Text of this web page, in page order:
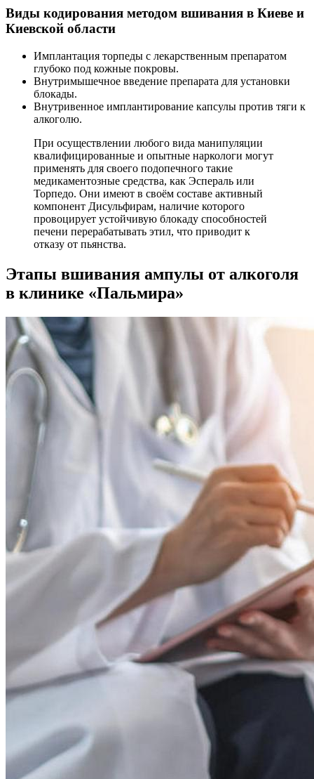
Виды кодирования методом вшивания в Киеве и
Киевской области
Имплантация торпеды с лекарственным препаратом
глубоко под кожные покровы.
Внутримышечное введение препарата для установки
блокады.
Внутривенное имплантирование капсулы против тяги к
алкоголю.
При осуществлении любого вида манипуляции
квалифицированные и опытные наркологи могут
применять для своего подопечного такие
медикаментозные средства, как Эспераль или
Торпедо. Они имеют в своём составе активный
компонент Дисульфирам, наличие которого
провоцирует устойчивую блокаду способностей
печени перерабатывать этил, что приводит к
отказу от пьянства.
Этапы вшивания ампулы от алкоголя
в клинике «Пальмира»